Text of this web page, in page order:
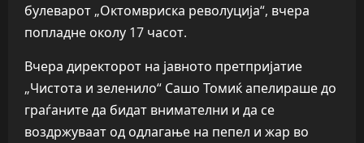
булеварот „Октомвриска револуција“, вчера
попладне околу 17 часот.
Вчера директорот на јавното претпријатие
„Чистота и зеленило“ Сашо Томиќ апелираше до
граѓаните да бидат внимателни и да се
воздржуваат од одлагање на пепел и жар во